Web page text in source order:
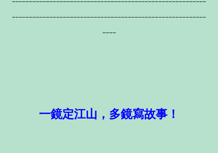
---------------------------------------------------------
----
一鏡定江山，多鏡寫故事！